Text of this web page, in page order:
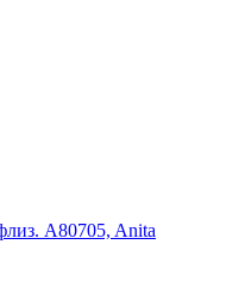
A80705, Anita